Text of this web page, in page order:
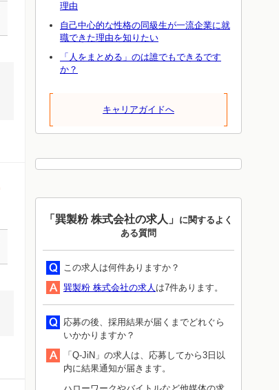
理由
自己中心的な性格の同級生が一流企業に就
職できた理由を知りたい
「人をまとめる」のは誰でもできるです
か？
キャリアガイドへ
「巽製粉 株式会社の求人」
に関するよく
ある質問
この求人は何件ありますか？
巽製粉 株式会社の求人 は7件あります。
応募の後、採用結果が届くまでどれぐら
いかかりますか？
「Q-JiN」の求人は、応募してから3日以
内に結果通知が届きます。